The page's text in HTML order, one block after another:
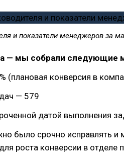
и показатели менеджеров за
— мы собрали следующие
(плановая конверсия в
— 579
датой выполнения
было срочно исправлять и
роста конверсии в отделе